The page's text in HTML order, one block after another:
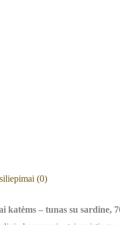
(0)
katėms – tunas su sardine,